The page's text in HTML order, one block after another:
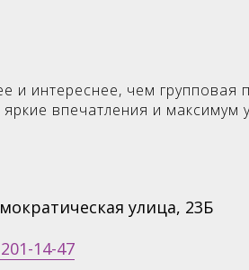
и интереснее, чем групповая
впечатления и максимум
улица, 23Б
14-47